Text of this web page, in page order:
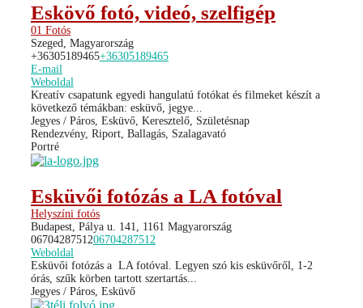
Eskövő fotó, videó, szelfigép
01 Fotós
Szeged, Magyarország
+36305189465+36305189465
E-mail
Weboldal
Kreatív csapatunk egyedi hangulatú fotókat és filmeket készít a
következő témákban: esküvő, jegye...
Jegyes / Páros, Esküvő, Keresztelő, Születésnap
Rendezvény, Riport, Ballagás, Szalagavató
Portré
Esküvői fotózás a LA fotóval
Helyszíni fotós
Budapest, Pálya u. 141, 1161 Magyarország
0670428751206704287512
Weboldal
Esküvői fotózás a LA fotóval. Legyen szó kis esküvőről, 1-2
órás, szűk körben tartott szertartás...
Jegyes / Páros, Esküvő